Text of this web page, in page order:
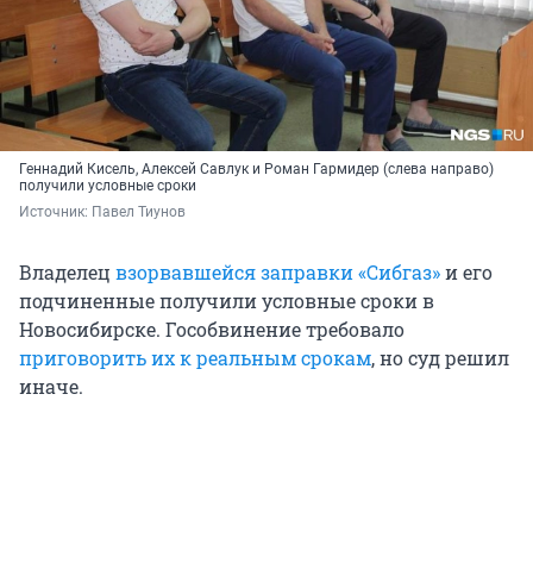
Геннадий Кисель, Алексей Савлук и Роман Гармидер (слева направо)
получили условные сроки
Источник: Павел Тиунов
Владелец взорвавшейся заправки «Сибгаз»и его
подчиненные получили условные сроки в
Новосибирске. Гособвинение требовало
приговорить их к реальным срокам, но суд решил
иначе.